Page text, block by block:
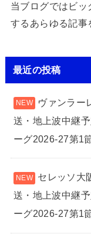
当ブログではビ
するあらゆる記事
最近の投稿
ヴァンラー
送・地上波中継
ーグ2026-27第1節
セレッソ大
送・地上波中継
ーグ2026-27第1節